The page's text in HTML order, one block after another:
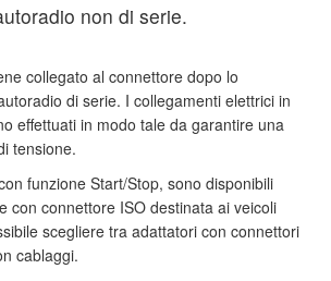
non di serie.
collegato al connettore dopo lo
di serie. I collegamenti elettrici in
effettuati in modo tale da garantire una
tensione.
funzione Start/Stop, sono disponibili
con connettore ISO destinata ai veicoli
scegliere tra adattatori con connettori
cablaggi.